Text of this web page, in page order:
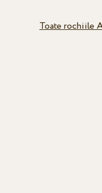
Toate rochiile